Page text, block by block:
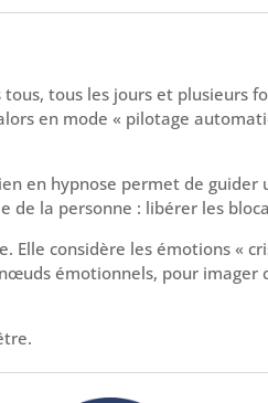
tous les jours et
en mode « pilotage
en hypnose permet de
la personne : libérer les
Elle considère les émotions «
émotionnels, pour